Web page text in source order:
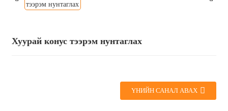
Хуурай конус тээрэм нунтаглах
ҮНИЙН САНАЛ АВАХ